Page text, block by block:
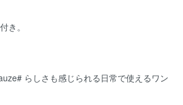
き。
らしさも感じられる日常で使えるワン